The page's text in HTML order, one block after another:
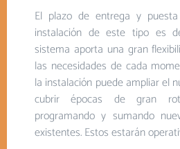
El plazo de entrega y
instalación de este tipo es
sistema aporta una gran
las necesidades de cada
la instalación puede ampliar el
cubrir épocas de gran
programando y sumando
existentes. Estos estarán